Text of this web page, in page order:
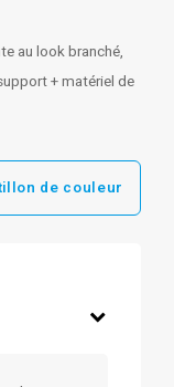
au look branché,
+ matériel de
de couleur